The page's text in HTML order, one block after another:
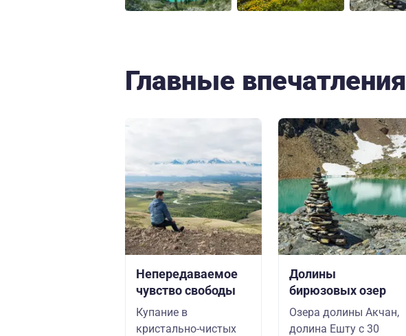
Главные впечатления
Непередаваемое
чувство свободы
Купание в
кристально-чистых
Долины
бирюзовых озер
Озера долины Акчан,
долина Ешту с 30